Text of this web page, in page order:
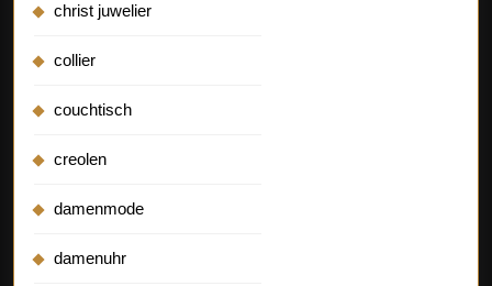
christ juwelier
collier
couchtisch
creolen
damenmode
damenuhr